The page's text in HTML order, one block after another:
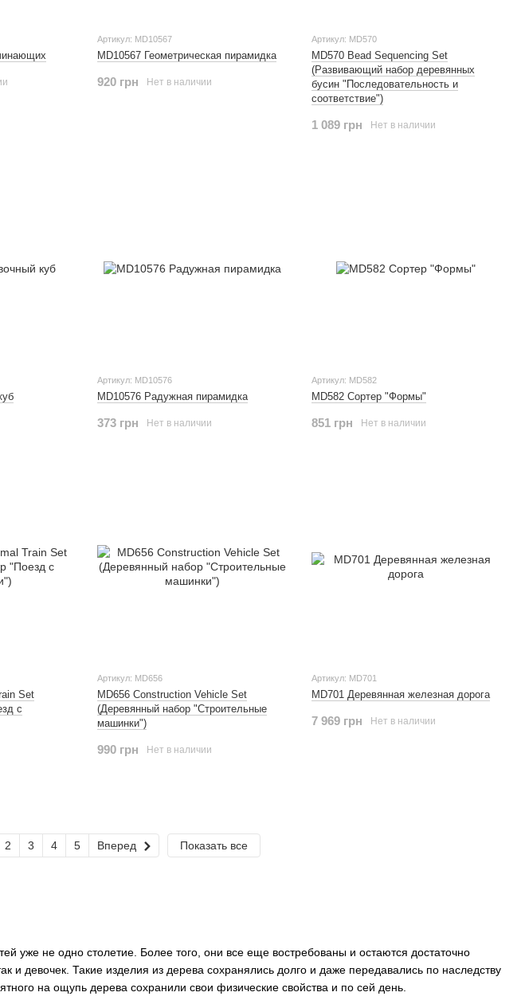
уже не одно столетие. Более того, они все еще востребованы и остаются достаточно
и девочек. Такие изделия из дерева сохранялись долго и даже передавались по наследству
на ощупь дерева сохранили свои физические свойства и по сей день.
Артикул: MD10567
MD10567 Геометрическая пирамидка
920 грн Нет в наличии
Артикул: MD570
MD570 Bead Sequencing Set
(Развивающий набор деревянных
бусин "Последовательность и
соответствие")
1 089 грн Нет в наличии
Артикул: MD10576
MD10576 Радужная пирамидка
373 грн Нет в наличии
Артикул: MD582
MD582 Сортер "Формы"
851 грн Нет в наличии
Set
с
Артикул: MD656
MD656 Construction Vehicle Set
(Деревянный набор "Строительные
машинки")
990 грн Нет в наличии
Артикул: MD701
MD701 Деревянная железная дорога
7 969 грн Нет в наличии
2 3 4 5 Вперед Показать все